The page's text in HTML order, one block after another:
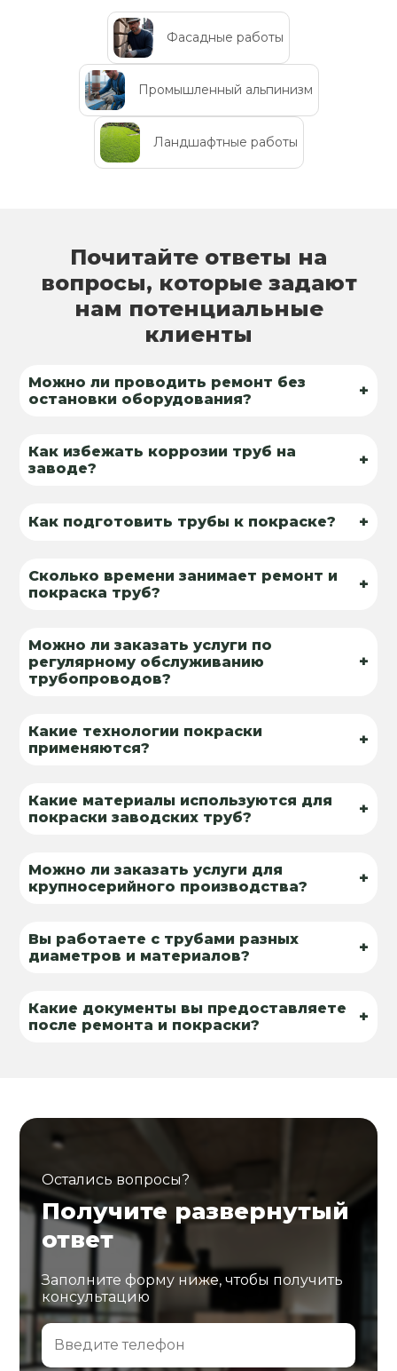
Фасадные работы
Промышленный альпинизм
Ландшафтные работы
Почитайте ответы на
вопросы, которые задают
нам потенциальные
клиенты
Можно ли проводить ремонт без
остановки оборудования?
+
Как избежать коррозии труб на
заводе?
+
Как подготовить трубы к покраске? +
Сколько времени занимает ремонт и
покраска труб?
+
Можно ли заказать услуги по
регулярному обслуживанию
трубопроводов?
+
Какие технологии покраски
применяются?
+
Какие материалы используются для
покраски заводских труб?
+
Можно ли заказать услуги для
крупносерийного производства?
+
Вы работаете с трубами разных
диаметров и материалов?
+
Какие документы вы предоставляете
после ремонта и покраски?
+
Остались вопросы?
Получите развернутый
ответ
Заполните форму ниже, чтобы получить
консультацию